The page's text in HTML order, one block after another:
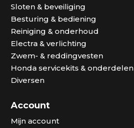
Sloten & beveiliging
Besturing & bediening
Reiniging & onderhoud
Electra & verlichting
Zwem- & reddingvesten
Honda servicekits & onderdelen
Diversen
Account
Mijn account